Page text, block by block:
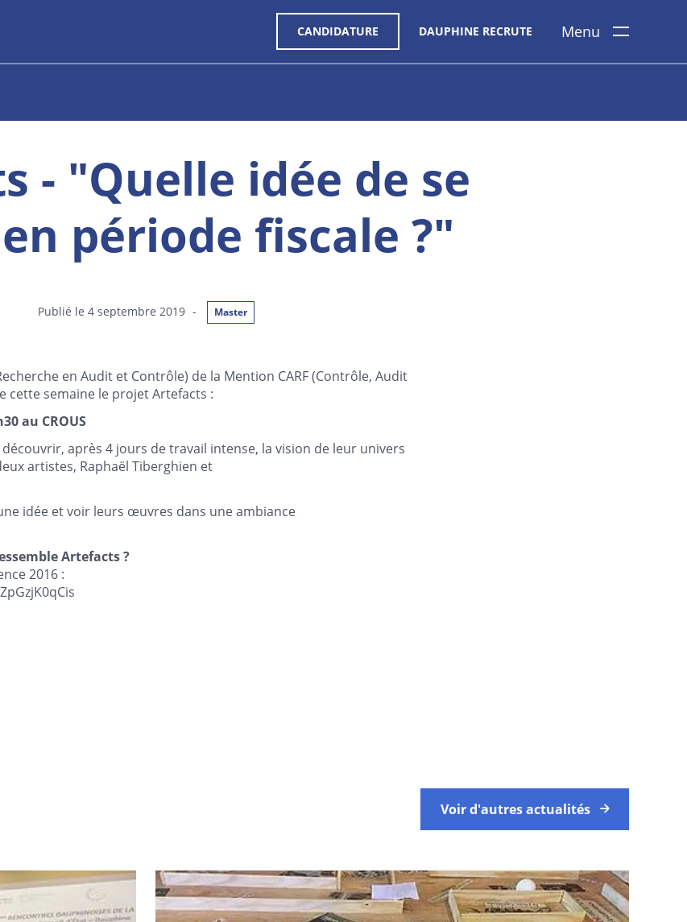
CANDIDATURE DAUPHINE RECRUTE Menu
- "Quelle idée de se
période fiscale ?"
Publié le 4 septembre 2019 - Master
en Audit et Contrôle) de la Mention CARF (Contrôle, Audit
cette semaine le projet Artefacts :
au CROUS
après 4 jours de travail intense, la vision de leur univers
artistes, Raphaël Tiberghien et
idée et voir leurs œuvres dans une ambiance
Artefacts ?
2016 :
Voir d'autres actualités